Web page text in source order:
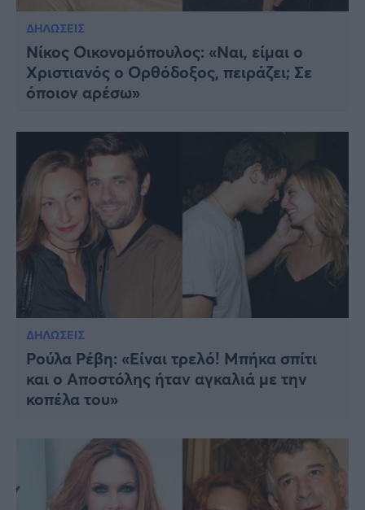
ΔΗΛΩΣΕΙΣ
Νίκος Οικονομόπουλος: «Ναι, είμαι ο
Χριστιανός ο Ορθόδοξος, πειράζει; Σε
όποιον αρέσω»
ΔΗΛΩΣΕΙΣ
Ρούλα Ρέβη: «Είναι τρελό! Μπήκα σπίτι
και ο Αποστόλης ήταν αγκαλιά με την
κοπέλα του»